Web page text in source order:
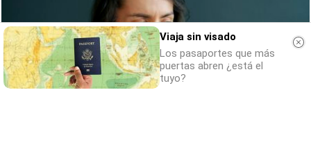
Viaja sin visado
Los pasaportes que más
puertas abren ¿está el
tuyo?